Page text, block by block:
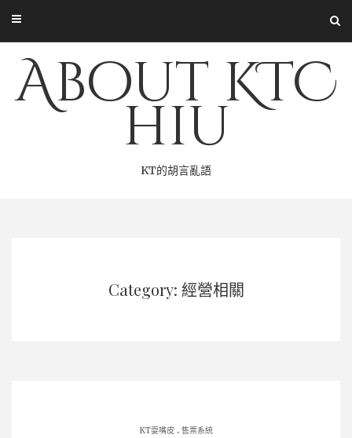
content
About KTC
hiu
KT的胡言亂語
Category: 經營相關
KT耍嘴皮 . 售票系統